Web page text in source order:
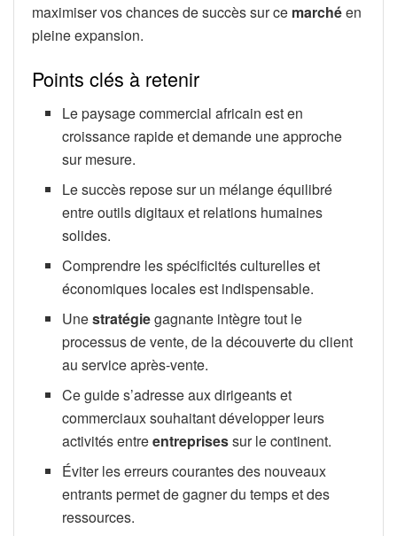
maximiser vos chances de succès sur ce marchéen
pleine expansion.
Points clés à retenir
Le paysage commercial africain est en
croissance rapide et demande une approche
sur mesure.
Le succès repose sur un mélange équilibré
entre outils digitaux et relations humaines
solides.
Comprendre les spécificités culturelles et
économiques locales est indispensable.
Unestratégiegagnante intègre tout le
processus de vente, de la découverte du client
au service après-vente.
Ce guide s’adresse aux dirigeants et
commerciaux souhaitant développer leurs
activités entreentreprisessur le continent.
Éviter les erreurs courantes des nouveaux
entrants permet de gagner du temps et des
ressources.